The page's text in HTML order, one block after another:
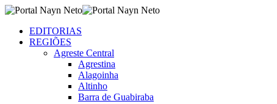
EDITORIAS
REGIÕES
Agreste Central
Agrestina
Alagoinha
Altinho
Barra de Guabiraba